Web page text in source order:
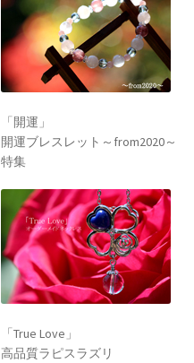
「開運」
開運ブレスレット～from2020～
特集
「True Love」
高品質ラピスラズリ